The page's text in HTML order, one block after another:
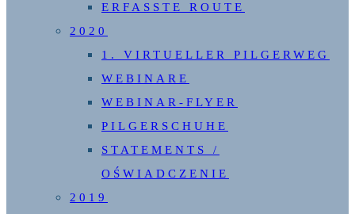
ERFASSTE ROUTE
2020
1. VIRTUELLER PILGERWEG
WEBINARE
WEBINAR-FLYER
PILGERSCHUHE
STATEMENTS /
OŚWIADCZENIE
2019